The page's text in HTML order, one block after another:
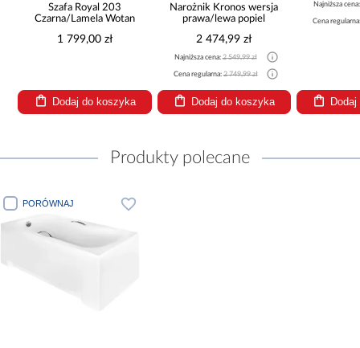
Szafa Royal 203
Czarna/Lamela Wotan
1 799,00 zł
Dodaj do koszyka
Narożnik Kronos wersja
prawa/lewa popiel
2 474,99 zł
Najniższa cena:2 549,99 zł
Cena regularna:2 749,99 zł
Dodaj do koszyka
Najniższa
Cena
Produkty polecane
PORÓWNAJ